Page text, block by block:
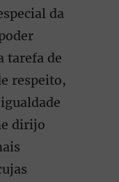
da
tarefa de
respeito,
dirijo